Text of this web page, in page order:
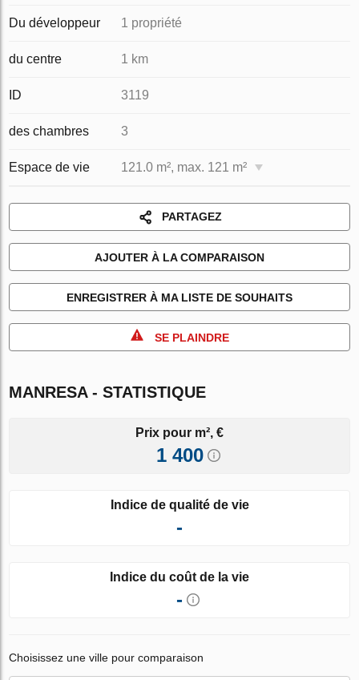
Du développeur 1 propriété
du centre 1 km
ID 3119
des chambres 3
Espace de vie 121.0 m², max. 121 m²
PARTAGEZ
AJOUTER À LA COMPARAISON
ENREGISTRER À MA LISTE DE SOUHAITS
SE PLAINDRE
MANRESA - STATISTIQUE
Prix pour m², €
1 400
Indice de qualité de vie
-
Indice du coût de la vie
-
Choisissez une ville pour comparaison